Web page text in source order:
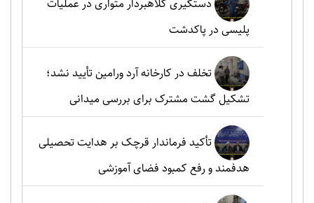
دستگیری کلاهبردار متواری در عملیات
پلیسی در پاکدشت
تخلف در کارخانه آرد ورامین تأیید نشد؛
تشکیل گشت مشترک برای بررسی میدانی
تأکید فرماندار قرچک بر هدایت تحصیلی
هدفمند و رفع کمبود فضای آموزشی